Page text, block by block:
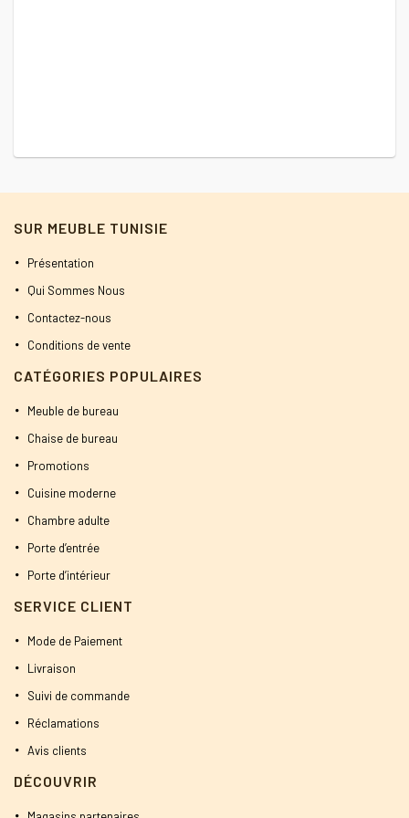
SUR MEUBLE TUNISIE
Présentation
Qui Sommes Nous
Contactez-nous
Conditions de vente
CATÉGORIES POPULAIRES
Meuble de bureau
Chaise de bureau
Promotions
Cuisine moderne
Chambre adulte
Porte d’entrée
Porte d’intérieur
SERVICE CLIENT
Mode de Paiement
Livraison
Suivi de commande
Réclamations
Avis clients
DÉCOUVRIR